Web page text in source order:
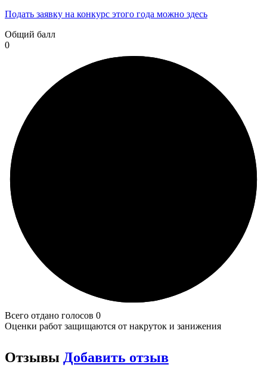
Подать заявку на конкурс этого года можно здесь
Общий балл
0
Всего отдано голосов 0
Оценки работ защищаются от накруток и занижения
Отзывы Добавить отзыв